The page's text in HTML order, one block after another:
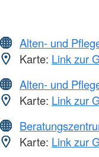
Alten- und
Karte: Link zur
Alten- und
Karte: Link zur
Karte: Link zur